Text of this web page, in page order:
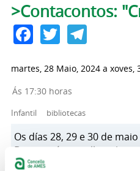
Pestanas principais
>Contacontos:
Facebook
Twitter
martes, 28 Maio, 2024a xoves,
Ás 17:30 horas
Infantil bibliotecas
Os días 28, 29 e 30 de
Bertamiráns acolle unha
nenos e nenas de 3 a 8